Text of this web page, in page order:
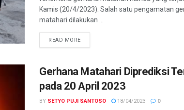
Kamis (20/4/2023). Salah satu pengamatan
matahari dilakukan ...
READ MOREDETAILS
Gerhana Matahari Diprediksi
pada 20 April 2023
BY SETYO PUJI SANTOSO 18/04/2023 0